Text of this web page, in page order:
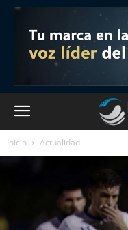
Inicio Actualidad